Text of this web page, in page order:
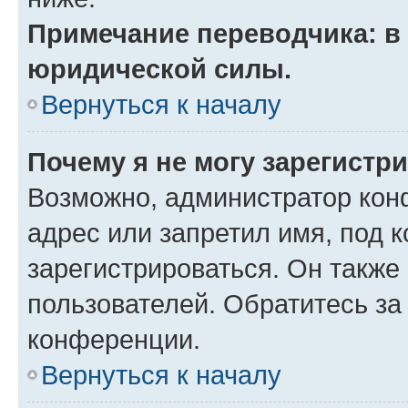
Примечание переводчика:
юридической силы.
Вернуться к началу
Почему я не могу
Возможно, администратор
адрес или запретил имя, под
зарегистрироваться. Он
пользователей. Обратитесь
конференции.
Вернуться к началу